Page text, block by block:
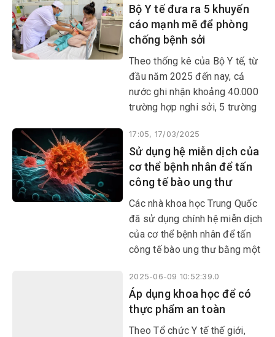
Bộ Y tế đưa ra 5 khuyến
cáo mạnh mẽ để phòng
chống bệnh sởi
Theo thống kê của Bộ Y tế, từ
đầu năm 2025 đến nay, cả
nước ghi nhận khoảng 40.000
trường hợp nghi sởi, 5 trường
số trường hợp nghi sởi ghi
nhận cao nhất tại khu vực
miền Nam (57%), miền Trung
(19,2%), miền Bắc (15,1%), Tây
Nguyên (8,7%).
17:05, 17/03/2025
Sử dụng hệ miễn dịch của
cơ thể bệnh nhân để tấn
công tế bào ung thư
Các nhà khoa học Trung Quốc
đã sử dụng chính hệ miễn dịch
của cơ thể bệnh nhân để tấn
công tế bào ung thư bằng một
2025-06-09 10:52:39.0
Áp dụng khoa học để có
thực phẩm an toàn
Theo Tổ chức Y tế thế giới,